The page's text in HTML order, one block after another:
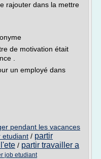
rajouter dans la mettre
de motivation était
.
un employé dans
pendant les vacances
etudiant / partir
/ partir travailler a
job etudiant